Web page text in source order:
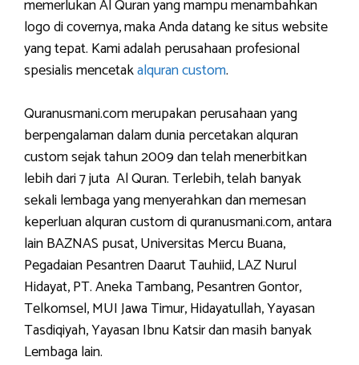
memerlukan Al Quran yang mampu menambahkan
logo di covernya, maka Anda datang ke situs website
yang tepat. Kami adalah perusahaan profesional
spesialis mencetakalquran custom.
Quranusmani.com merupakan perusahaan yang
berpengalaman dalam dunia percetakan alquran
custom sejak tahun 2009 dan telah menerbitkan
lebih dari 7 juta Al Quran. Terlebih, telah banyak
sekali lembaga yang menyerahkan dan memesan
keperluan alquran custom di quranusmani.com, antara
lain BAZNAS pusat, Universitas Mercu Buana,
Pegadaian Pesantren Daarut Tauhiid, LAZ Nurul
Hidayat, PT. Aneka Tambang, Pesantren Gontor,
Telkomsel, MUI Jawa Timur, Hidayatullah, Yayasan
Tasdiqiyah, Yayasan Ibnu Katsir dan masih banyak
Lembaga lain.